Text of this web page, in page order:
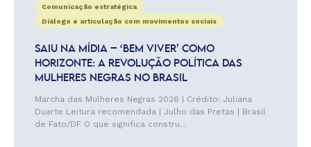
Comunicação estratégica
Diálogo e articulação com movimentos sociais
SAIU NA MÍDIA – ‘BEM VIVER’ COMO
HORIZONTE: A REVOLUÇÃO POLÍTICA DAS
MULHERES NEGRAS NO BRASIL
Marcha das Mulheres Negras 2026 | Crédito: Juliana
Duarte Leitura recomendada | Julho das Pretas | Brasil
de Fato/DF O que significa constru...